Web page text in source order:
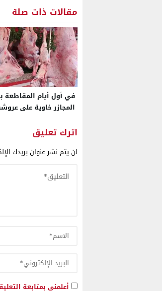
مقالات ذات صلة
في أول أيام المقاطعة
المجازر خاوية على
اترك تعليق
لن يتم نشر عنوان بريدك
أعلمني بمتابعة